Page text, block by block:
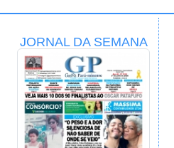
JORNAL DA SEMANA